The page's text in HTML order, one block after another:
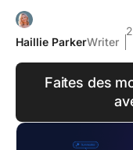
Haillie ParkerWriter
Faites des